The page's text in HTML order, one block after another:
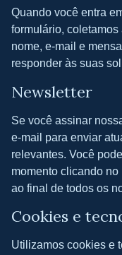
Quando você entra
formulário,
nome, e-mail e
responder às suas
Newsletter
Se você assinar
e-mail para enviar
relevantes. Você
momento clicando
ao final de todos os
Cookies e
Utilizamos cookies e